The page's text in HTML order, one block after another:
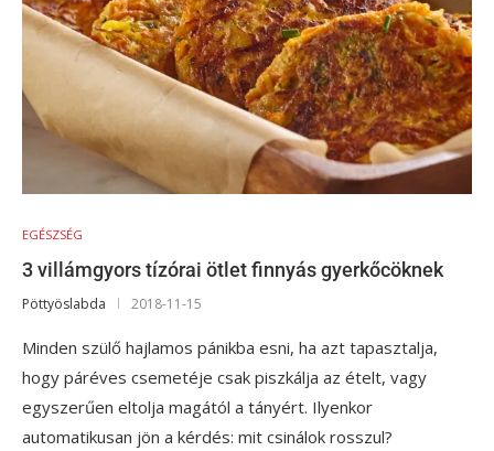
EGÉSZSÉG
3 villámgyors tízórai ötlet finnyás gyerkőcöknek
Pöttyöslabda 2018-11-15
Minden szülő hajlamos pánikba esni, ha azt tapasztalja,
hogy páréves csemetéje csak piszkálja az ételt, vagy
egyszerűen eltolja magától a tányért. Ilyenkor
automatikusan jön a kérdés: mit csinálok rosszul?